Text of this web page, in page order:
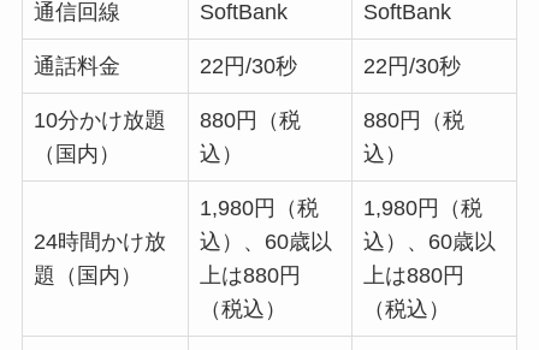
通信回線 SoftBank SoftBank
通話料金 22円/30秒 22円/30秒
10分かけ放題
（国内）
880円（税
込）
880円（税
込）
24時間かけ放
題（国内）
1,980円（税
込）、60歳以
上は880円
（税込）
1,980円（税
込）、60歳以
上は880円
（税込）